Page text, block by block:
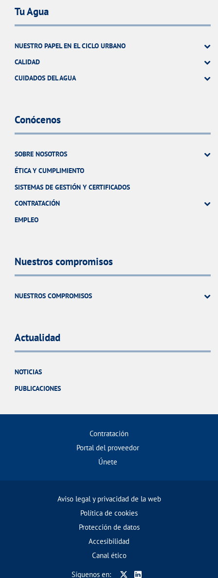
Tu Agua
NUESTRO PAPEL EN EL CICLO URBANO
CALIDAD
CUIDADOS DEL AGUA
Conócenos
SOBRE NOSOTROS
ÉTICA Y CUMPLIMIENTO
SISTEMAS DE GESTIÓN Y CERTIFICADOS
CONTRATACIÓN
EMPLEO
Nuestros compromisos
NUESTROS COMPROMISOS
Actualidad
NOTICIAS
PUBLICACIONES
Contratación
Portal del proveedor
Únete
Aviso legal y privacidad de la web
Política de cookies
Protección de datos
Accesibilidad
Canal ético
Síguenos en: